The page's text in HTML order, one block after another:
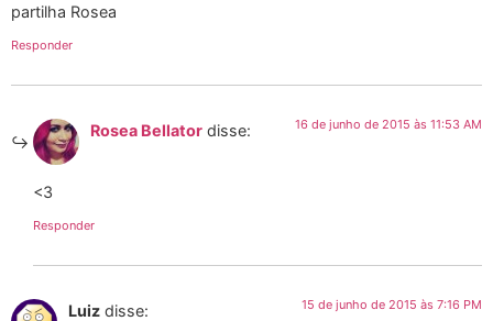
partilha Rosea
Responder
Rosea Bellator disse: 16 de junho de 2015 às 11:53 AM
<3
Responder
Luiz disse: 15 de junho de 2015 às 7:16 PM